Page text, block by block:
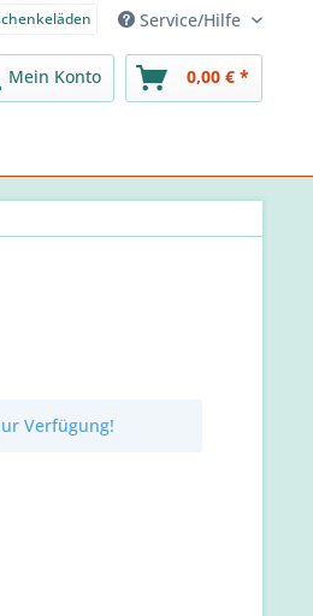
Service/Hilfe
Mein Konto 0,00 € *
Verfügung!